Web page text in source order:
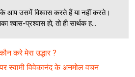
आप उसमें विश्वास करते हैं या नहीं करते।
श्वास-प्रश्वास हो, तो ही सार्थक ह...
करे मेरा उद्धार ?
पर स्वामी विवेकानंद के अनमोल वचन